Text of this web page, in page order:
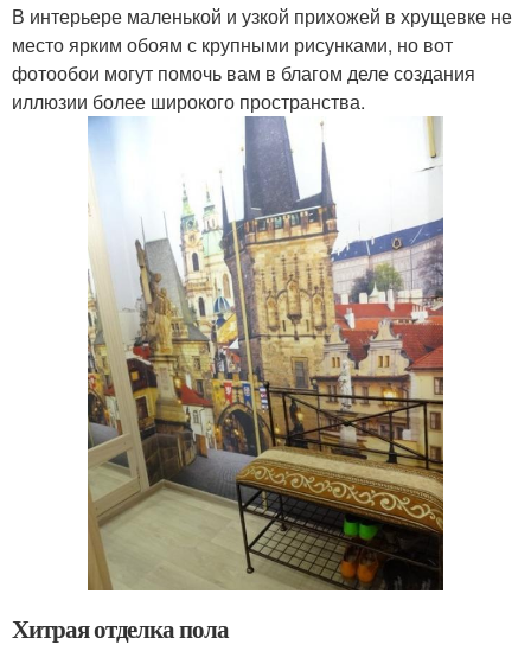
В интерьере маленькой и узкой прихожей в хрущевке не
место ярким обоям с крупными рисунками, но вот
фотообои могут помочь вам в благом деле создания
иллюзии более широкого пространства.
Хитрая отделка пола